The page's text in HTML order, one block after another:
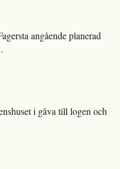
angående planerad
i gåva till logen och